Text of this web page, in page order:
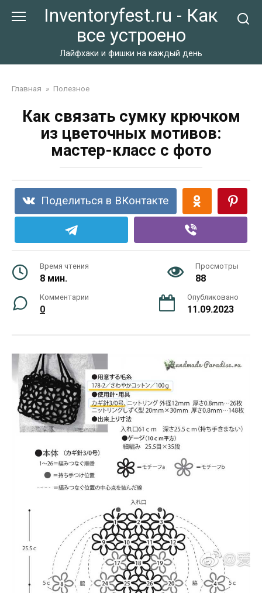
Inventoryfest.ru - Как
все устроено
Лайфхаки и фишки на каждый день
Главная » Полезное
Как связать сумку крючком
из цветочных мотивов:
мастер-класс с фото
Поделиться в ВКонтакте
Время чтения
8 мин.
Просмотры
88
Комментарии
0
Опубликовано
11.09.2023